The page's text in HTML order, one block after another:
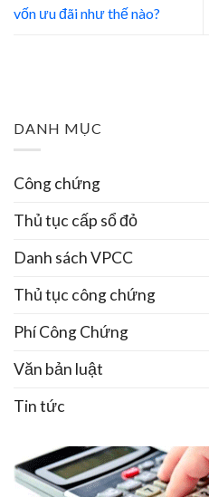
vốn ưu đãi như thế nào?
DANH MỤC
Công chứng
Thủ tục cấp sổ đỏ
Danh sách VPCC
Thủ tục công chứng
Phí Công Chứng
Văn bản luật
Tin tức